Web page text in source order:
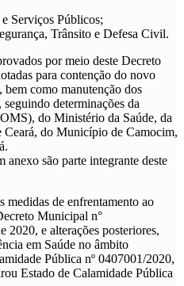
Serviços Públicos;
Trânsito e Defesa Civil.
por meio deste Decreto
para contenção do novo
como manutenção dos
determinações da
do Ministério da Saúde, da
Ceará, do Município de Camocim,
anexo são parte integrante deste
medidas de enfrentamento ao
Municipal n°
2020, e alterações posteriores,
em Saúde no âmbito
Pública nº 0407001/2020,
Estado de Calamidade Pública